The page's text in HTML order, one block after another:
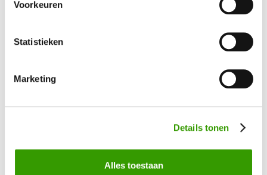
Voorkeuren
Statistieken
Marketing
Details tonen
Alles toestaan
Neem contact op, dan helpen we je graag direct verder
Bel mij terug